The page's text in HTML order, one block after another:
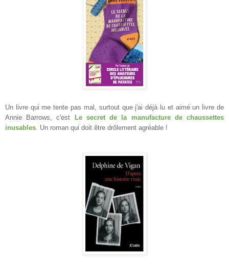
Un livre qui me tente pas mal, surtout que j'ai déjà lu et aimé un livre de
Annie Barrows, c'est
Le secret de la manufacture de chaussettes
inusables Un roman qui doit être drôlement agréable !